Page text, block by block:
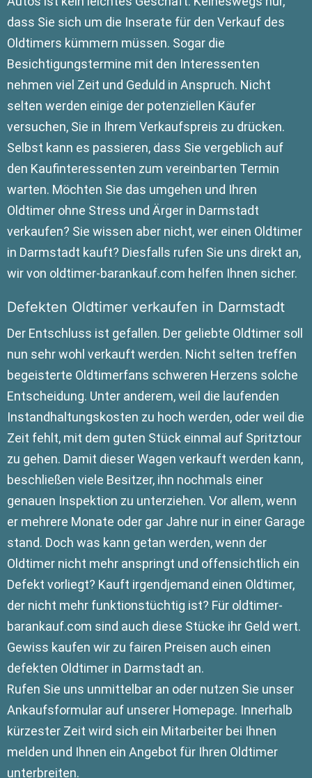
dass Sie sich um die Inserate für den Verkauf des
Oldtimers kümmern müssen. Sogar die
Besichtigungstermine mit den Interessenten
nehmen viel Zeit und Geduld in Anspruch. Nicht
selten werden einige der potenziellen Käufer
versuchen, Sie in Ihrem Verkaufspreis zu drücken.
Selbst kann es passieren, dass Sie vergeblich auf
den Kaufinteressenten zum vereinbarten Termin
warten. Möchten Sie das umgehen und Ihren
Oldtimer ohne Stress und Ärger in Darmstadt
verkaufen? Sie wissen aber nicht, wer einen Oldtimer
in Darmstadt kauft? Diesfalls rufen Sie uns direkt an,
wir von oldtimer-barankauf.com helfen Ihnen sicher.
Defekten Oldtimer verkaufen in Darmstadt
Der Entschluss ist gefallen. Der geliebte Oldtimer soll
nun sehr wohl verkauft werden. Nicht selten treffen
begeisterte Oldtimerfans schweren Herzens solche
Entscheidung. Unter anderem, weil die laufenden
Instandhaltungskosten zu hoch werden, oder weil die
Zeit fehlt, mit dem guten Stück einmal auf Spritztour
zu gehen. Damit dieser Wagen verkauft werden kann,
beschließen viele Besitzer, ihn nochmals einer
genauen Inspektion zu unterziehen. Vor allem, wenn
er mehrere Monate oder gar Jahre nur in einer Garage
stand. Doch was kann getan werden, wenn der
Oldtimer nicht mehr anspringt und offensichtlich ein
Defekt vorliegt? Kauft irgendjemand einen Oldtimer,
der nicht mehr funktionstüchtig ist? Für oldtimer-
barankauf.com sind auch diese Stücke ihr Geld wert.
Gewiss kaufen wir zu fairen Preisen auch einen
defekten Oldtimer in Darmstadt an.
Rufen Sie uns unmittelbar an oder nutzen Sie unser
Ankaufsformular auf unserer Homepage. Innerhalb
kürzester Zeit wird sich ein Mitarbeiter bei Ihnen
melden und Ihnen ein Angebot für Ihren Oldtimer
unterbreiten.